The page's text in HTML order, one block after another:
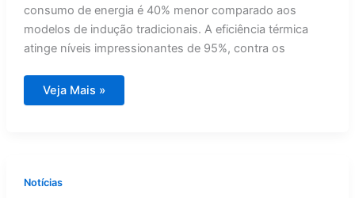
consumo de energia é 40% menor comparado aos
modelos de indução tradicionais. A eficiência térmica
atinge níveis impressionantes de 95%, contra os
Revolução
nas
de
indução
Veja Mais »
Notícias